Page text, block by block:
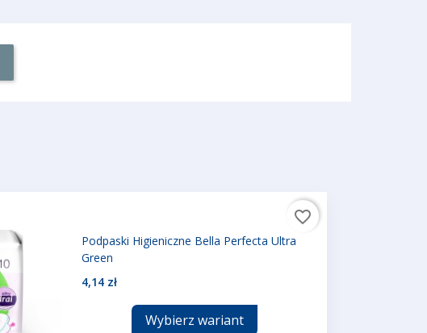
Podpaski Higieniczne Bella Perfecta Ultra
Green
4,14 zł
Wybierz wariant
favorite_border